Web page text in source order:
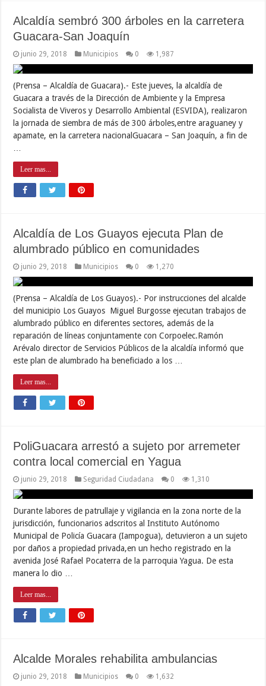
Alcaldía sembró 300 árboles en la carretera
Guacara-San Joaquín
junio 29, 2018 Municipios 0 1,987
(Prensa – Alcaldía de Guacara).- Este jueves, la alcaldía de
Guacara a través de la Dirección de Ambiente y la Empresa
Socialista de Viveros y Desarrollo Ambiental (ESVIDA), realizaron
la jornada de siembra de más de 300 árboles,entre araguaney y
apamate, en la carretera nacionalGuacara – San Joaquín, a fin de
Leer mas...
Alcaldía de Los Guayos ejecuta Plan de
alumbrado público en comunidades
junio 29, 2018 Municipios 0 1,270
(Prensa – Alcaldía de Los Guayos).- Por instrucciones del alcalde
del municipio Los Guayos Miguel Burgosse ejecutan trabajos de
alumbrado público en diferentes sectores, además de la
reparación de líneas conjuntamente con Corpoelec.Ramón
Arévalo director de Servicios Públicos de la alcaldía informó que
este plan de alumbrado ha beneficiado a los …
Leer mas...
PoliGuacara arrestó a sujeto por arremeter
contra local comercial en Yagua
junio 29, 2018 Seguridad Ciudadana 0 1,310
Durante labores de patrullaje y vigilancia en la zona norte de la
jurisdicción, funcionarios adscritos al Instituto Autónomo
Municipal de Policía Guacara (Iampogua), detuvieron a un sujeto
por daños a propiedad privada,en un hecho registrado en la
avenida José Rafael Pocaterra de la parroquia Yagua. De esta
manera lo dio …
Leer mas...
Alcalde Morales rehabilita ambulancias
junio 29, 2018 Municipios 0 1,632